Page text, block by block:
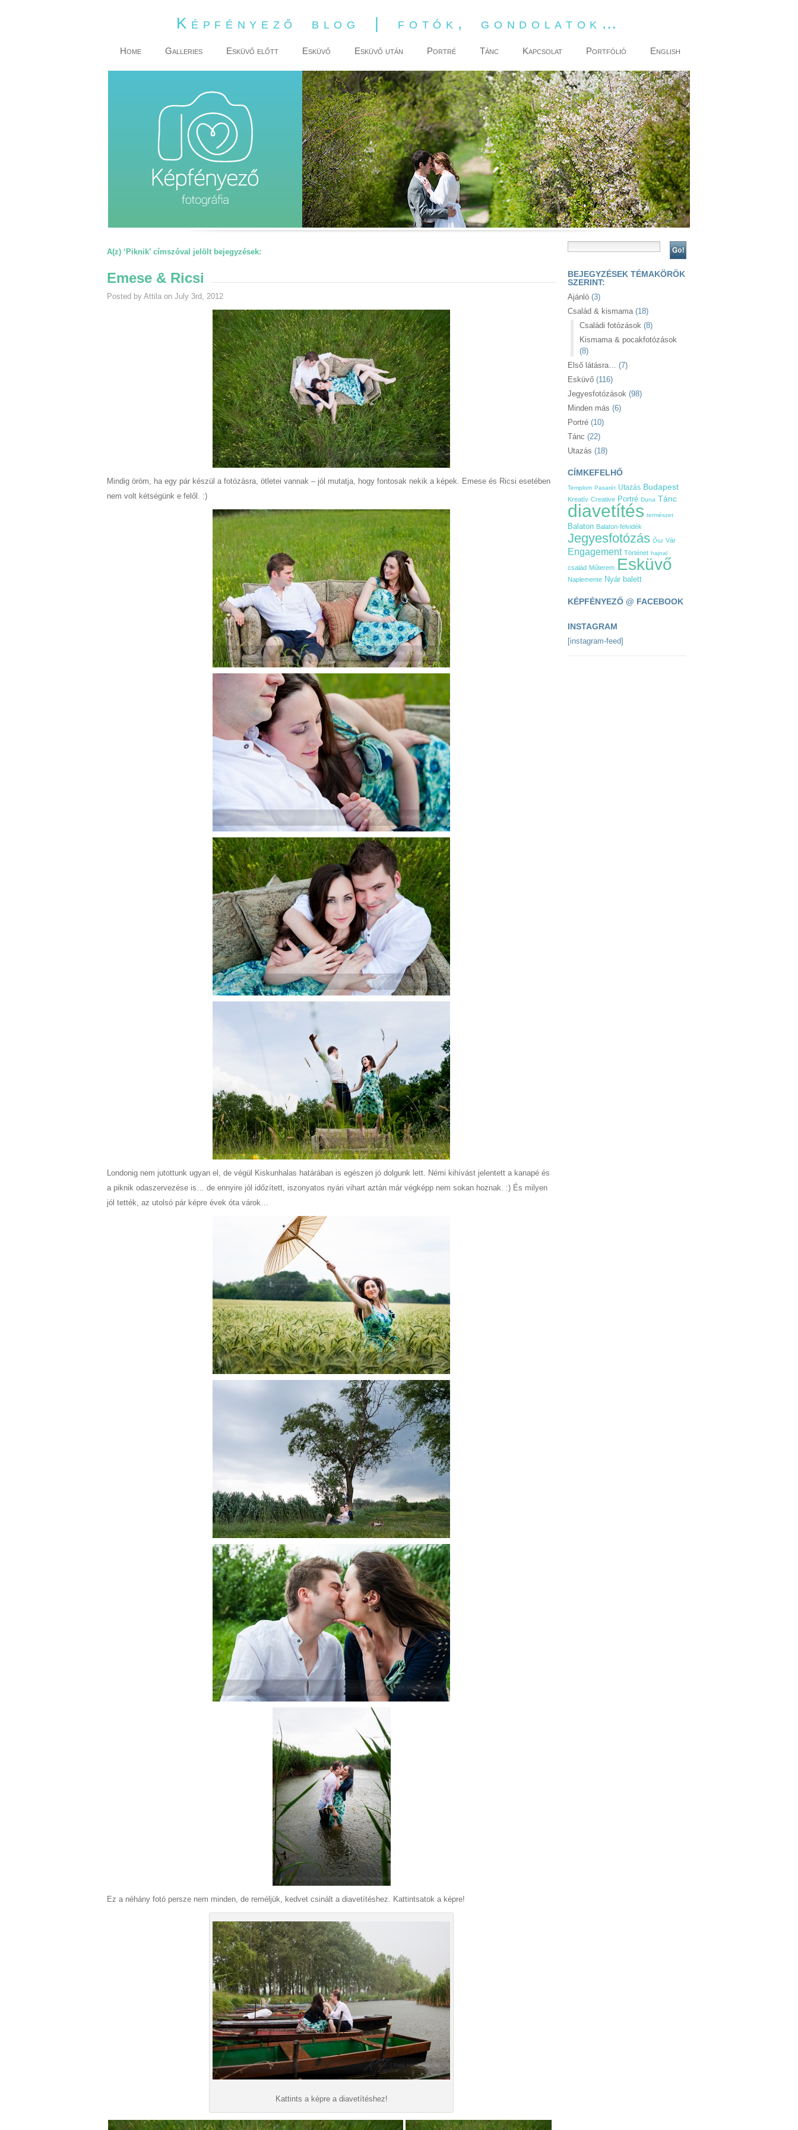
Képfényező blog | fotók, gondolatok…
Home Galleries Esküvő előtt Esküvő Esküvő után Portré Tánc Kapcsolat Portfólió English
A(z) ‘Piknik’ címszóval jelölt bejegyzések:
Emese & Ricsi
Posted by Attila on July 3rd, 2012
Mindig öröm, ha egy pár készül a fotózásra, ötletei vannak – jól mutatja, hogy fontosak nekik a képek. Emese és Ricsi esetében
nem volt kétségünk e felől. :)
Londonig nem jutottunk ugyan el, de végül Kiskunhalas határában is egészen jó dolgunk lett. Némi kihívást jelentett a kanapé és
a piknik odaszervezése is… de ennyire jól időzített, iszonyatos nyári vihart aztán már végképp nem sokan hoznak. :) És milyen
jól tették, az utolsó pár képre évek óta várok…
Ez a néhány fotó persze nem minden, de reméljük, kedvet csinált a diavetítéshez. Kattintsatok a képre!
Kattints a képre a diavetítéshez!
BEJEGYZÉSEK TÉMAKÖRÖK
SZERINT:
Ajánló (3)
Család & kismama(18)
Családi fotózások (8)
Kismama & pocakfotózások
(8)
Első látásra… (7)
Esküvő (116)
Jegyesfotózások (98)
Minden más (6)
Portré (10)
Tánc (22)
Utazás (18)
CÍMKEFELHŐ
Templom Pasarét Utazás Budapest
Kreatív Creative Portré Duna Tánc
diavetítés természet
Balaton Balaton-felvidék
Jegyesfotózás Ősz Vár
Engagement Történet hajnal
család Műterem Esküvő
Naplemente Nyár balett
KÉPFÉNYEZŐ @ FACEBOOK
INSTAGRAM
[instagram-feed]